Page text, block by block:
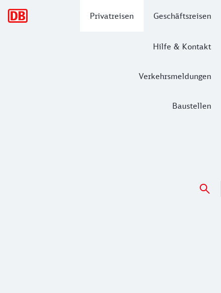
Privatreisen Geschäftsreisen
Hilfe & Kontakt
Verkehrsmeldungen
Baustellen